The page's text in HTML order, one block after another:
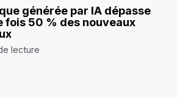
générée par IA dépasse
fois 50 % des nouveaux
lecture